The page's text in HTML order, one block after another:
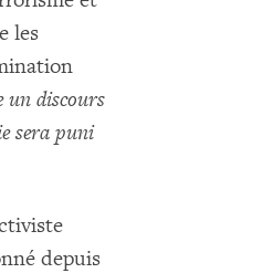
les
un discours
sera puni
depuis